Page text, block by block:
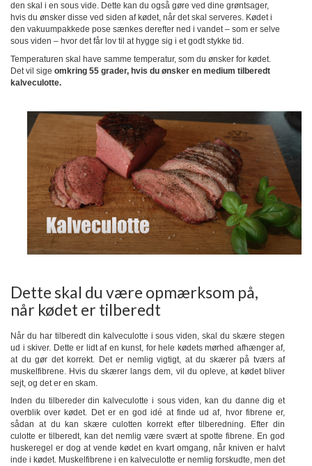
den skal i en sous vide. Dette kan du også gøre ved dine grøntsager,
hvis du ønsker disse ved siden af kødet, når det skal serveres. Kødet i
den vakuumpakkede pose sænkes derefter ned i vandet – som er selve
sous viden – hvor det får lov til at hygge sig i et godt stykke tid.
Temperaturen skal have samme temperatur, som du ønsker for kødet.
Det vil sige omkring 55 grader, hvis du ønsker en medium tilberedt
kalveculotte.
Dette skal du være opmærksom på,
når kødet er tilberedt
Når du har tilberedt din kalveculotte i sous viden, skal du skære stegen
ud i skiver. Dette er lidt af en kunst, for hele kødets mørhed afhænger af,
at du gør det korrekt. Det er nemlig vigtigt, at du skærer på tværs af
muskelfibrene. Hvis du skærer langs dem, vil du opleve, at kødet bliver
sejt, og det er en skam.
Inden du tilbereder din kalveculotte i sous viden, kan du danne dig et
overblik over kødet. Det er en god idé at finde ud af, hvor fibrene er,
sådan at du kan skære culotten korrekt efter tilberedning. Efter din
culotte er tilberedt, kan det nemlig være svært at spotte fibrene. En god
huskeregel er dog at vende kødet en kvart omgang, når kniven er halvt
inde i kødet. Muskelfibrene i en kalveculotte er nemlig forskudte, men det